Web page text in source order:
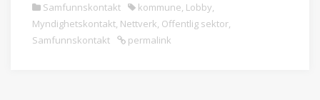
Samfunnskontakt kommune, Lobby,
Myndighetskontakt, Nettverk, Offentlig sektor,
Samfunnskontakt
permalink